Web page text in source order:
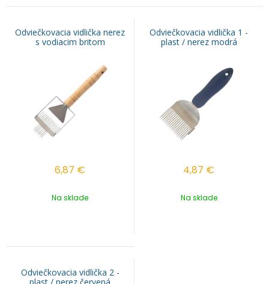
Odviečkovacia vidlička nerez
s vodiacim britom
6,87 €
Na sklade
Odviečkovacia vidlička 1 -
plast / nerez modrá
4,87 €
Na sklade
Odviečkovacia vidlička 2 -